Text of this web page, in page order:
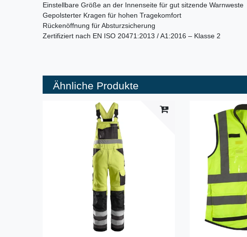
Einstellbare Größe an der Innenseite für gut sitzende Warnweste
Gepolsterter Kragen für hohen Tragekomfort
Rückenöffnung für Absturzsicherung
Zertifiziert nach EN ISO 20471:2013 / A1:2016 – Klasse 2
Ähnliche Produkte